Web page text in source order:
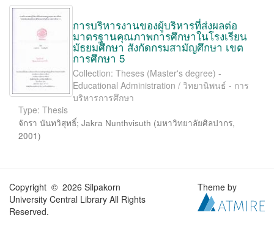
การบริหารงานของผู้บริหารที่ส่งผลต่อ
มาตรฐานคุณภาพการศึกษาในโรงเรียน
มัธยมศึกษา สังกัดกรมสามัญศึกษา เขต
การศึกษา 5
Collection: Theses (Master's degree) -
Educational Administration / วิทยานิพนธ์ - การ
บริหารการศึกษา
Type: Thesis
จักรา นันทวิสุทธิ์; Jakra Nunthvisuth (มหาวิทยาลัยศิลปากร,
2001)
Copyright © 2026 Silpakorn
University Central Library All Rights
Reserved.
Theme by